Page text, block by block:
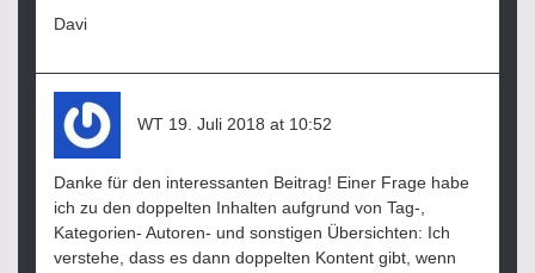
Davi
WT 19. Juli 2018 at 10:52
Danke für den interessanten Beitrag! Einer Frage habe
ich zu den doppelten Inhalten aufgrund von Tag-,
Kategorien- Autoren- und sonstigen Übersichten: Ich
verstehe, dass es dann doppelten Kontent gibt, wenn